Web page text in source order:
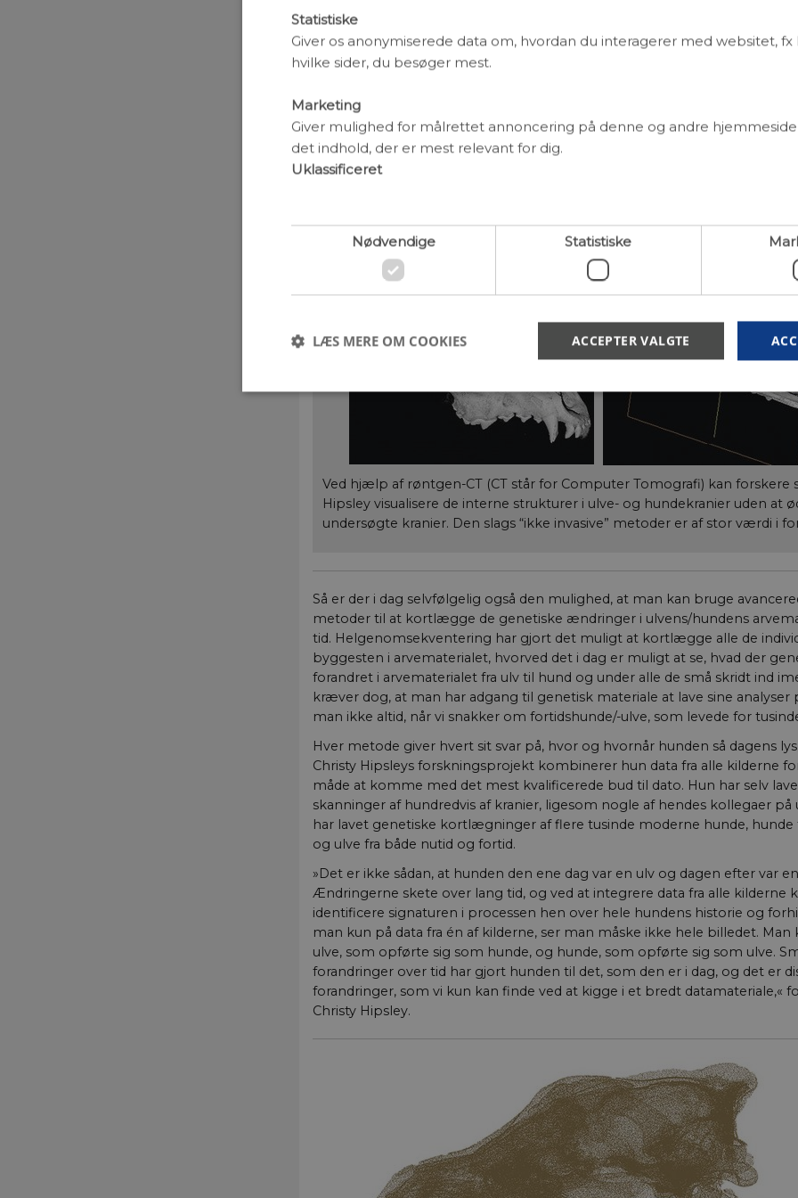
under.
Moderne røntgen-CT-skannere har gjort det muligt at lave ekstremt
kortlægninger af kranier i høj opløsning, og derfor er det i dag muligt at
til nutiden. Det gør, at forskere i dag har meget bedre muligheder for at
kranium har tilhørt en hund eller ulv, og hvor det passer ind i den
udvikling.
Ved hjælp af røntgen-CT (CT står for Computer Tomografi) kan forskere
Hipsley visualisere de interne strukturer i ulve- og hundekranier uden at
undersøgte kranier. Den slags “ikke invasive” metoder er af stor værdi i
Så er der i dag selvfølgelig også den mulighed, at man kan bruge
metoder til at kortlægge de genetiske ændringer i ulvens/hundens
tid. Helgenomsekventering har gjort det muligt at kortlægge alle de
byggesten i arvematerialet, hvorved det i dag er muligt at se, hvad der
forandret i arvematerialet fra ulv til hund og under alle de små skridt ind
kræver dog, at man har adgang til genetisk materiale at lave sine analyser
man ikke altid, når vi snakker om fortidshunde/-ulve, som levede for
Hver metode giver hvert sit svar på, hvor og hvornår hunden så dagens
Christy Hipsleys forskningsprojekt kombinerer hun data fra alle kilderne
måde at komme med det mest kvalificerede bud til dato. Hun har selv
skanninger af hundredvis af kranier, ligesom nogle af hendes kollegaer på
har lavet genetiske kortlægninger af flere tusinde moderne hunde, hunde
og ulve fra både nutid og fortid.
»Det er ikke sådan, at hunden den ene dag var en ulv og dagen efter var
Ændringerne skete over lang tid, og ved at integrere data fra alle kilderne
identificere signaturen i processen hen over hele hundens historie og
man kun på data fra én af kilderne, ser man måske ikke hele billedet. Man
ulve, som opførte sig som hunde, og hunde, som opførte sig som ulve.
forandringer over tid har gjort hunden til det, som den er i dag, og det er
forandringer, som vi kun kan finde ved at kigge i et bredt datamateriale,«
Christy Hipsley.
Statistiske
Giver os anonymiserede data om, hvordan du interagerer med websitet,
hvilke sider, du besøger mest.
Marketing
Giver mulighed for målrettet annoncering på denne og andre
det indhold, der er mest relevant for dig.
Uklassificeret
Nødvendige Statistiske
ACCEPTER VALGTE
LÆS MERE OM COOKIES
Nødvendige Statistiske Marketing
Nødvendige cookies hjælper med at gøre hjemmesiden brugbar ved at aktivere nogle grundlæggende
mm. Hjemmesiden kan ikke fungerer uden disse cookies.
Navn
/ Domæne Udløb
Beskrivelse
__cf_bm
Cloudflare Inc.
29
Denne cookie
CookieScriptConsent
CookieScript
aktuelnaturvidenskab.dk
1 år
Denne cookie
Script.com-
Det er nødvendigt, at
cookiebanner
fe_typo_user
Typo3 Association
aktuelnaturvidenskab.dk
Session
Dette cookienavn er
bruges generelt som
men i mange tilfælde
nødvendigt, da det
indstilles af
kan forhindres af
tilfælde er det
ødelagt i slutningen
browsersession.
VISITOR_PRIVACY_METADATA
YouTube
.youtube.com
5
måneder
4 uger
Denne cookie bruges
brugerens samtykke
deres interaktion
registrerer data på
samtykke om
indstillinger, så
hædret i fremtidige
__Secure-typo3nonce_2JrpNrR02-
iA546ANUjiAw
aktuelnaturvidenskab.dk Session
IwvaOptN3FA
Session
aktuelnaturvidenskab.dk Session
/ Domæne
Beskrivelse